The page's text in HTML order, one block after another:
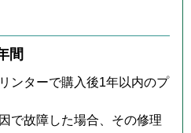
間
ンターで購入後1年以内のプ
で故障した場合、その修理